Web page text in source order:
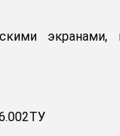
экранами,